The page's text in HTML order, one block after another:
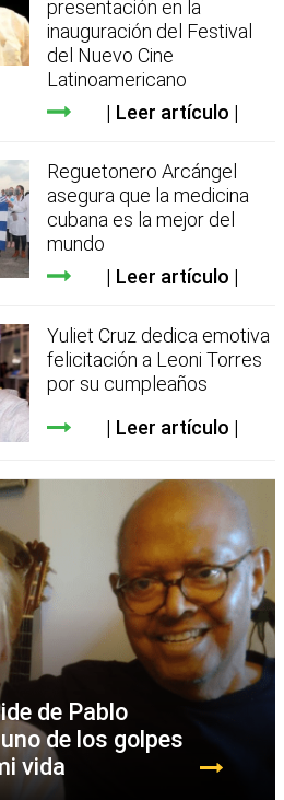
presentación en la
inauguración del Festival
del Nuevo Cine
Latinoamericano
Leer artículo
Reguetonero Arcángel
asegura que la medicina
cubana es la mejor del
mundo
Leer artículo
Yuliet Cruz dedica emotiva
felicitación a Leoni Torres
por su cumpleaños
Leer artículo
de Pablo
de los golpes
vida